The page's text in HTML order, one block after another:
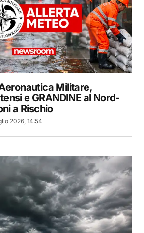
Militare,
e GRANDINE al Nord-
a Rischio
2026, 14:54